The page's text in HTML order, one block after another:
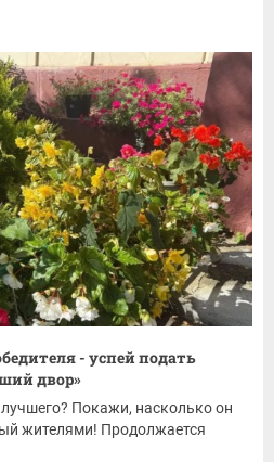
- успей подать
двор»
Покажи, насколько он
жителями! Продолжается